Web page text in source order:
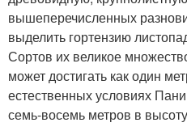
вышеперечисленных
выделить гортензию
Сортов их великое
может достигать как один
естественных условиях
семь-восемь метров в